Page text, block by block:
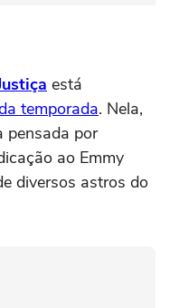
está
temporada. Nela,
pensada por
ao Emmy
diversos astros do